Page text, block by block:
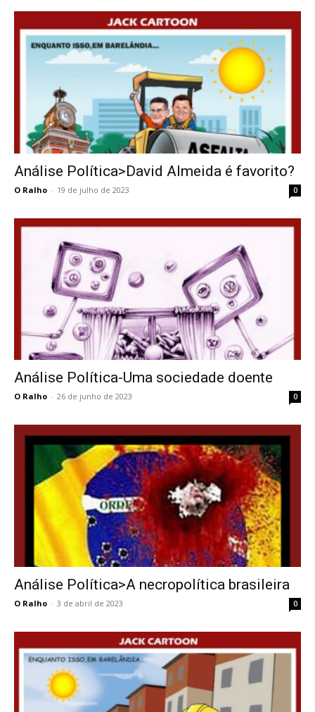
Análise Política>David Almeida é favorito?
O Ralho - 19 de julho de 2023 0
Análise Política-Uma sociedade doente
O Ralho - 26 de junho de 2023 0
Análise Política>A necropolítica brasileira
O Ralho - 3 de abril de 2023 0